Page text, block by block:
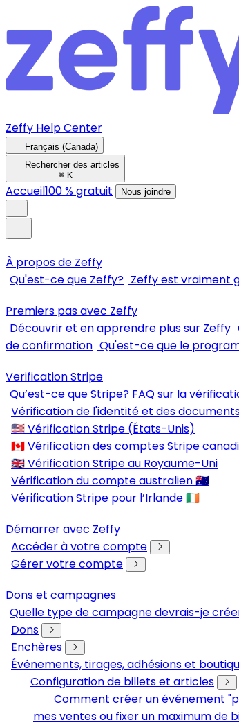
Zeffy Help Center
Français (Canada)
Rechercher des articles
⌘ K
Accueil100 % gratuit Nous joindre
À propos de Zeffy
Qu'est-ce que Zeffy? Zeffy est vraiment
Premiers pas avec Zeffy
Découvrir et en apprendre plus sur Zeffy
de confirmation Qu'est-ce que le
Verification Stripe
Qu’est-ce que Stripe? FAQ sur la
Vérification de l'identité et des
🇺🇸 Vérification Stripe (États-Unis)
🇨🇦 Vérification des comptes Stripe
🇬🇧 Vérification Stripe au Royaume-Uni
Vérification du compte australien 🇦🇺
Vérification Stripe pour l’Irlande 🇮🇪
Démarrer avec Zeffy
Accéder à votre compte
Gérer votre compte
Dons et campagnes
Quelle type de campagne devrais-je
Dons
Enchères
Événements, tirages, adhésions et
Configuration de billets et articles
Comment créer un événement
mes ventes ou fixer un maximum de